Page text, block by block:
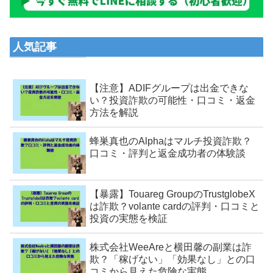
人気記事
【注意】ADIFグループは出金できな
い？投資詐欺の可能性・口コミ・返金
方法を解説
蜂巣真也のAlphaはマルチ投資詐欺？
口コミ・評判と返金成功者の体験談
【暴露】Touareg GroupのTrustglobeX
は詐欺？volante cardの評判・口コミと
投資の実態を検証
株式会社WeeAreと横田馨の副業は詐
欺？「稼げない」「効果なし」との口